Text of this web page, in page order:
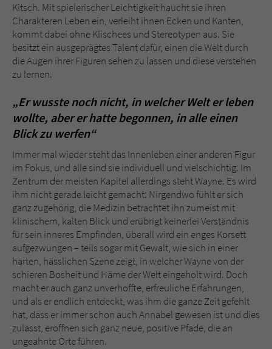
Kitsch. Mit spielerischer Leichtigkeit haucht sie ihren
Charakteren Leben ein, verleiht ihnen Ecken und Kanten,
kommt dabei ohne Klischees und Stereotypen aus. Sie
besitzt ein ausgeprägtes Talent dafür, einen die Welt durch
die Augen ihrer Figuren sehen zu lassen und diese verstehen
zu lernen.
„Er wusste noch nicht, in welcher Welt er leben
wollte, aber er hatte begonnen, in alle einen
Blick zu werfen“
Immer mal wieder steht das Innenleben einer anderen Figur
im Fokus, und alle sind sie individuell und vielschichtig. Im
Zentrum der meisten Kapitel allerdings steht Wayne. Es wird
ihm nicht gerade leicht gemacht: Nirgendwo fühlt er sich
ganz zugehörig, die Medizin betrachtet ihn zumeist mit
klinischem, kalten Blick und erübrigt keinerlei Verständnis
für sein inneres Empfinden, überall wird ein enges Korsett
aufgezwungen – teils sogar mit Gewalt, wie sich in einer
harten, hässlichen Szene zeigt, in welcher Wayne von der
schieren Bosheit und Häme der Welt eingeholt wird. Doch
macht er auch ganz unverhoffte, erfreuliche Erfahrungen,
und als er endlich entdeckt, was ihm die ganze Zeit gefehlt
hat, dass er immer schon auch Annabel gewesen ist und dies
zulässt, eröffnen sich ganz neue, positive Pfade, die an
ungeahnte Orte führen.